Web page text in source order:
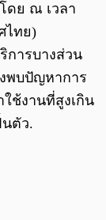
ดย ณ เวลา
ไทย)
การบางส่วน
พบปัญหาการ
ใช้งานที่สูงเกิน
ตัว.